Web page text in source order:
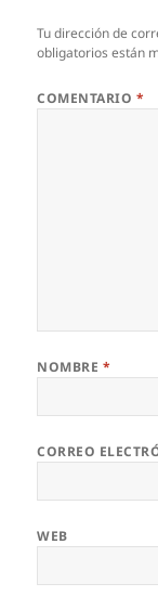
Tu dirección de
obligatorios están
COMENTARIO *
NOMBRE *
CORREO
WEB